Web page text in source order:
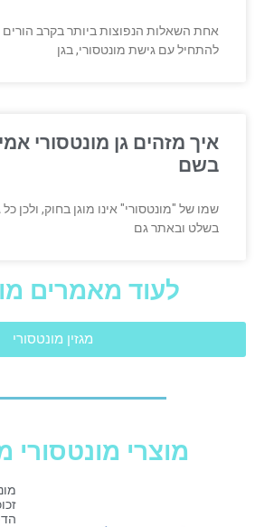
אחת השאלות הנפוצות ביותר בקרב הורים
להתחיל עם גישת מונטסורי, בגן
איך מזהים גן מונטסורי
בשם
שמו של "מונטסורי" אינו מוגן בחוק, ולכן
בשלט ובאתר גם
לעוד מאמרים
מגזין מונטסורי
מוצרי מונטסורי